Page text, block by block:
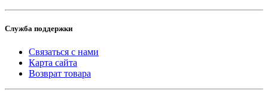
Служба поддержки
Связаться с нами
Карта сайта
Возврат товара